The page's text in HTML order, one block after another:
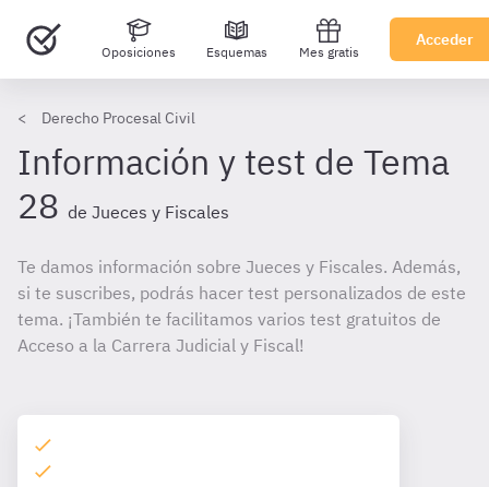
Oposiciones Esquemas Mes gratis
Acceder
Derecho Procesal Civil
Información y test de Tema
28 de Jueces y Fiscales
Te damos información sobre Jueces y Fiscales. Además,
si te suscribes, podrás hacer test personalizados de este
tema. ¡También te facilitamos varios test gratuitos de
Acceso a la Carrera Judicial y Fiscal!